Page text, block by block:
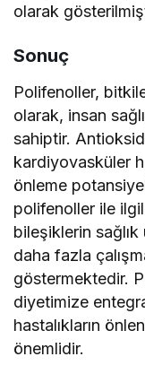
olarak
Sonuç
Polifenoller,
olarak, insan
sahiptir.
kardiyovasküler
önleme
polifenoller ile
bileşiklerin
daha fazla
göstermektedir.
diyetimize
hastalıkların
önemlidir.